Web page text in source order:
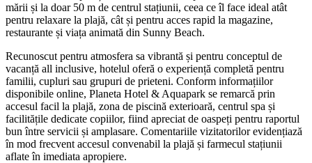
mării și la doar 50 m de centrul stațiunii, ceea ce îl face ideal atât
pentru relaxare la plajă, cât și pentru acces rapid la magazine,
restaurante și viața animată din Sunny Beach.
Recunoscut pentru atmosfera sa vibrantă și pentru conceptul de
vacanță all inclusive, hotelul oferă o experiență completă pentru
familii, cupluri sau grupuri de prieteni. Conform informațiilor
disponibile online, Planeta Hotel & Aquapark se remarcă prin
accesul facil la plajă, zona de piscină exterioară, centrul spa și
facilitățile dedicate copiilor, fiind apreciat de oaspeți pentru raportul
bun între servicii și amplasare. Comentariile vizitatorilor evidențiază
în mod frecvent accesul convenabil la plajă și farmecul stațiunii
aflate în imediata apropiere.